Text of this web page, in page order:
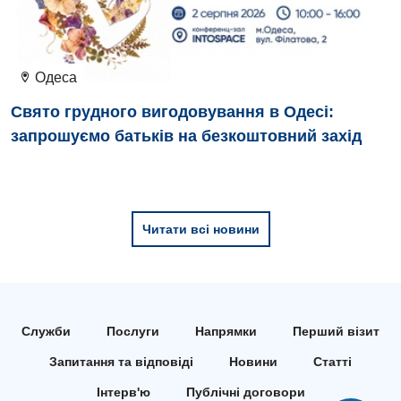
Відділення кардіосудинної патології та неврології
Відділення невідкладних станів
Гематологія
Одеса
Свято грудного вигодовування в Одесі:
запрошуємо батьків на безкоштовний захід
Читати всі новини
Служби Послуги Напрямки Перший візит
Запитання та відповіді Новини Статті
Інтерв'ю Публічні договори